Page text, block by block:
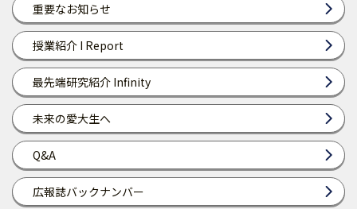
重要なお知らせ
授業紹介 I Report
最先端研究紹介 Infinity
未来の愛大生へ
Q&A
広報誌バックナンバー